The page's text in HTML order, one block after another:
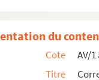
du
Cote
AV/1
Titre